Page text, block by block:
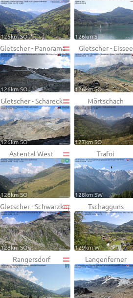
125km SO 126km S
Gletscher - Panorama
126km SO
Gletscher - Eissee
126km SO
Gletscher - Schareck
126km SO
Mörtschach
127km SO
Astental West
128km SO
Trafoi
128km SW
Gletscher - Schwarzkopf
128km SO
Tschagguns
129km W
Rangersdorf Langenferner